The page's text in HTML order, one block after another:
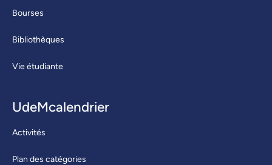
Bourses
Bibliothèques
Vie étudiante
UdeMcalendrier
Activités
Plan des catégories